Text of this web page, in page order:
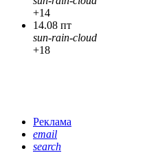
+14
14.08 пт
sun-rain-cloud
+18
Реклама
email
search